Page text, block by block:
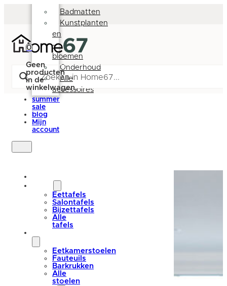
0
Geen
producten
in de
winkelwagen.
Badmatten
Kunstplanten
en
-
bloemen
Onderhoud
Alle
accessoires
summer
sale
blog
Mijn
account
Eettafels
Salontafels
Bijzettafels
Alle
tafels
Eetkamerstoelen
Fauteuils
Barkrukken
Alle
stoelen